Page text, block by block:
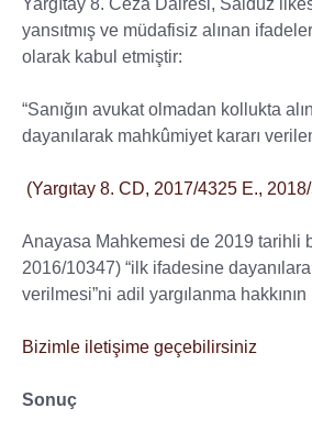
Yargıtay 8. Ceza Dairesi, Salduz
yansıtmış ve müdafisiz alınan
olarak kabul etmiştir:
“Sanığın avukat olmadan kollukta
dayanılarak mahkûmiyet kararı
(Yargıtay 8. CD, 2017/4325 E.,
Anayasa Mahkemesi de 2019 tarihli
2016/10347) “ilk ifadesine
verilmesi”ni adil yargılanma hakkının
Bizimle iletişime geçebilirsiniz
Sonuç